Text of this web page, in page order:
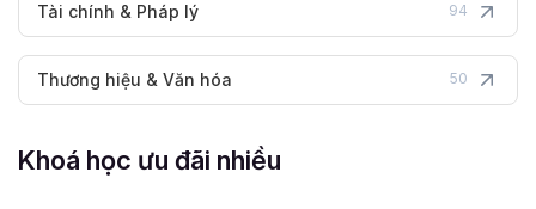
Tài chính & Pháp lý 94
Thương hiệu & Văn hóa 50
Khoá học ưu đãi nhiều